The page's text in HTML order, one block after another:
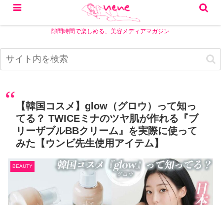
隙間時間で楽しめる、美容メディアマガジン
【韓国コスメ】glow（グロウ）って知っ
てる？ TWICEミナのツヤ肌が作れる『ブ
リーザブルBBクリーム』を実際に使って
みた【ウンビ先生使用アイテム】
BEAUTY